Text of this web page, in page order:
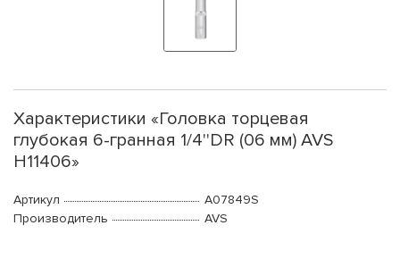
Характеристики «Головка торцевая
глубокая 6-гранная 1/4''DR (06 мм) AVS
H11406»
Артикул
A07849S
Производитель
AVS